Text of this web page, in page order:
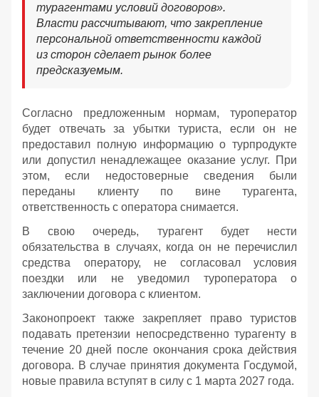
турагентами условий договоров».
Власти рассчитывают, что закрепление
персональной ответственности каждой
из сторон сделает рынок более
предсказуемым.
Согласно предложенным нормам, туроператор
будет отвечать за убытки туриста, если он не
предоставил полную информацию о турпродукте
или допустил ненадлежащее оказание услуг. При
этом, если недостоверные сведения были
переданы клиенту по вине турагента,
ответственность с оператора снимается.
В свою очередь, турагент будет нести
обязательства в случаях, когда он не перечислил
средства оператору, не согласовал условия
поездки или не уведомил туроператора о
заключении договора с клиентом.
Законопроект также закрепляет право туристов
подавать претензии непосредственно турагенту в
течение 20 дней после окончания срока действия
договора. В случае принятия документа Госдумой,
новые правила вступят в силу с 1 марта 2027 года.